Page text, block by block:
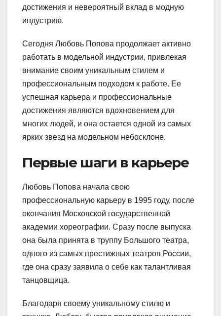
достижения и невероятный вклад в модную
индустрию.
Сегодня Любовь Попова продолжает активно
работать в модельной индустрии, привлекая
внимание своим уникальным стилем и
профессиональным подходом к работе. Ее
успешная карьера и профессиональные
достижения являются вдохновением для
многих людей, и она остается одной из самых
ярких звезд на модельном небосклоне.
Первые шаги в карьере
Любовь Попова начала свою
профессиональную карьеру в 1995 году, после
окончания Московской государственной
академии хореографии. Сразу после выпуска
она была принята в труппу Большого театра,
одного из самых престижных театров России,
где она сразу заявила о себе как талантливая
танцовщица.
Благодаря своему уникальному стилю и